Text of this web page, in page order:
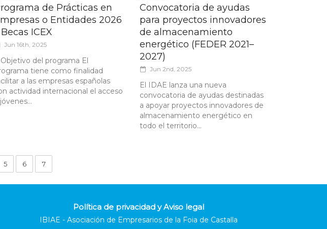
de Prácticas en
o Entidades 2026
ICEX
Jun 16th, 2025
Objetivo del programa El
tiene como finalidad
a las empresas españolas
actividad internacional el acceso
Convocatoria de ayudas
para proyectos innovadores
de almacenamiento
energético (FEDER 2021–
2027)
Jun 2nd, 2025
El IDAE lanza una nueva
convocatoria de ayudas destinadas
a apoyar proyectos innovadores de
almacenamiento energético en
todo el territorio...
5 6 7
Política de privacidad y Aviso legal
IBIAE - Asociación de Empresarios de la Foia de Castalla